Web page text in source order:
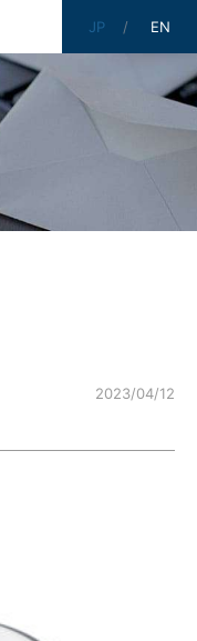
JP EN
2023/04/12